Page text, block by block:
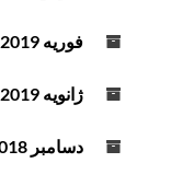
فوریه 2019
ژانویه 2019
دسامبر 2018